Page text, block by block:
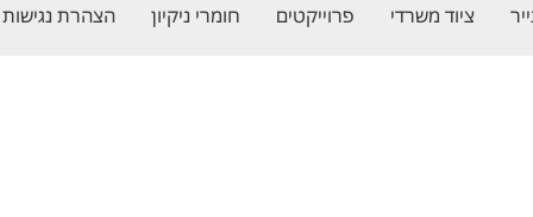
ציוד משרדי פרוייקטים חומרי ניקיון הצהרת נגישות